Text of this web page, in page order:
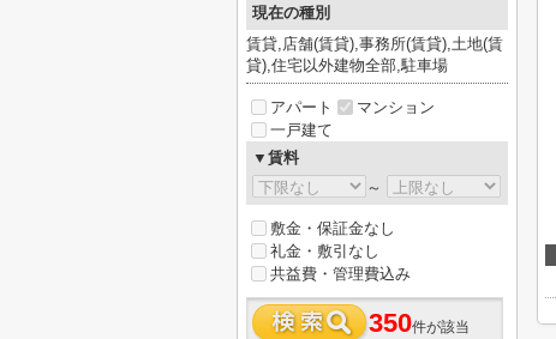
現在の種別
賃貸,店舗(賃貸),事務所(賃貸),土地(賃
貸),住宅以外建物全部,駐車場
アパート
マンション
一戸建て
▼賃料
～
敷金・保証金なし
礼金・敷引なし
共益費・管理費込み
350件が該当